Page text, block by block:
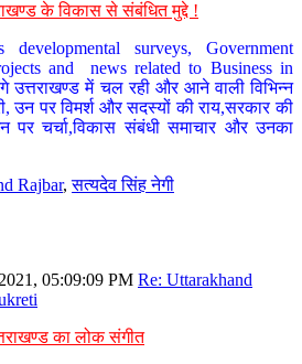
के विकास से संबंधित मुद्दे !
surveys, Government
and news related to Business in
उत्तराखण्ड में चल रही और आने वाली विभिन्न
उन पर विमर्श और सदस्यों की राय,सरकार की
पर चर्चा,विकास संबंधी समाचार और उनका
Rajbar,सत्यदेव सिंह नेगी
05:09:09 PM Re: Uttarakhand
का लोक संगीत